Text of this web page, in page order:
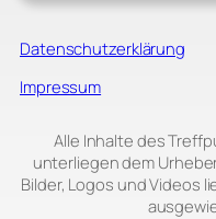
Datenschutzerklärung
Impressum
Alle Inhalte des
unterliegen dem
Bilder, Logos und Videos